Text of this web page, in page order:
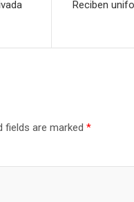
Reciben
fields are marked *